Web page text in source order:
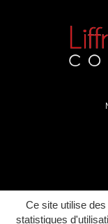
Ce site utilise
statistiques